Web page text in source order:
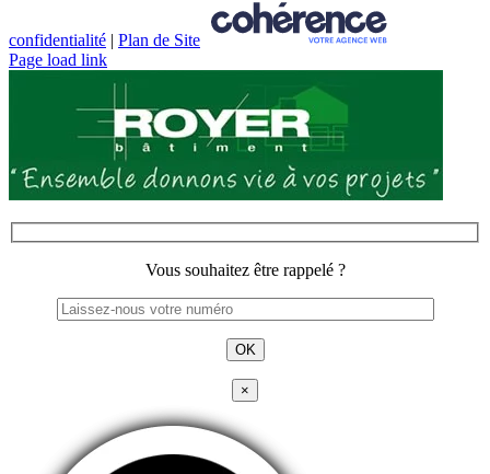
confidentialité | Plan de Site
Page load link
Vous souhaitez être rappelé ?
×